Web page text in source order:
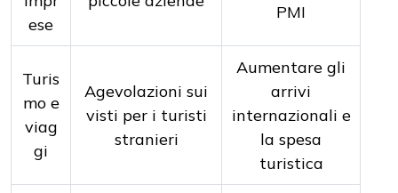
ese
PMI
Turis
mo e
viag
gi
Agevolazioni sui
visti per i turisti
stranieri
Aumentare gli
arrivi
internazionali e
la spesa
turistica